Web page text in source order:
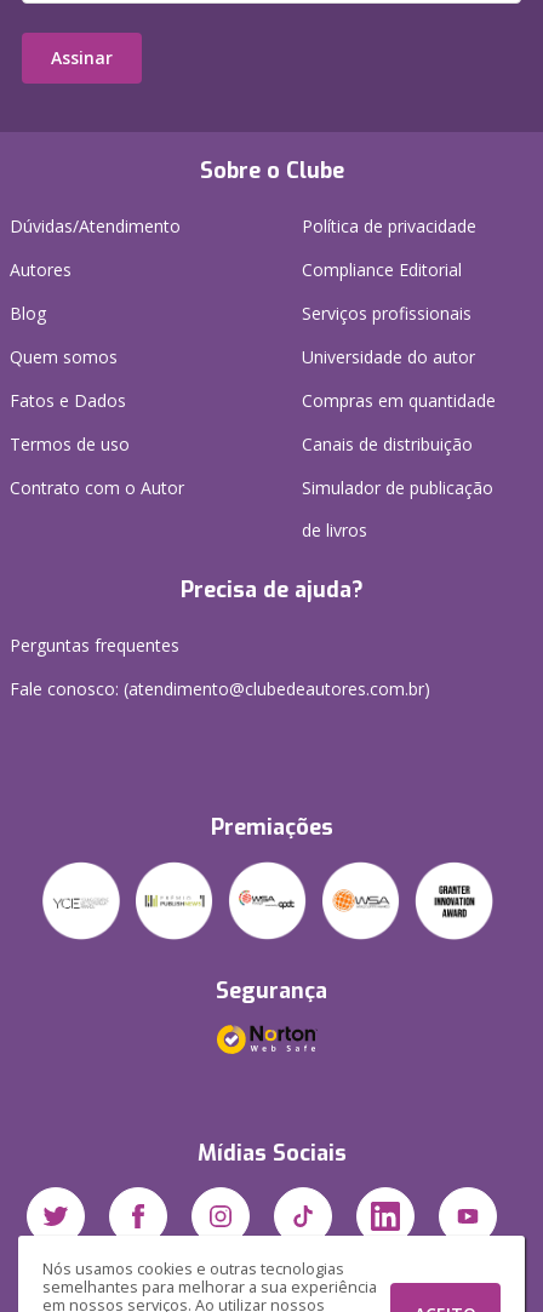
Nós usamos cookies e outras tecnologias
semelhantes para melhorar a sua experiência
em nossos serviços. Ao utilizar nossos
Sobre o Clube
Dúvidas/Atendimento
Autores
Blog
Quem somos
Fatos e Dados
Termos de uso
Contrato com o Autor
Política de privacidade
Compliance Editorial
Serviços profissionais
Universidade do autor
Compras em quantidade
Canais de distribuição
Simulador de publicação
de livros
Precisa de ajuda?
Perguntas frequentes
Fale conosco: (atendimento@clubedeautores.com.br)
Premiações
Segurança
Mídias Sociais
Assinar